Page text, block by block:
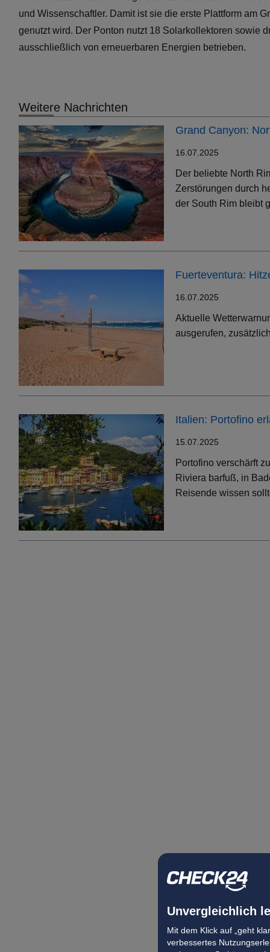
Unvergleichlich
Mit dem Klick auf „geht
verbessertes
und Wissenschaftler. Damit ist sie die erste Plattform am
genutzt wird. Der Ponton nutzt 18 Solarkollektoren sowie
ausschließlich von erneuerbaren Energien betrieben.
Weitere Nachrichten
Grand Canyon:
16.07.2025
Der beliebte North
Zerstörungen durch
der South Rim bleibt
Fuerteventura:
16.07.2025
Aktuelle
ausgerufen,
Italien: Portofino
15.07.2025
Portofino verschärft
Riviera barfuß, in
Reisende wissen